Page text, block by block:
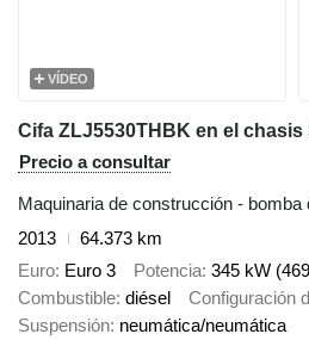
VÍDEO
Cifa ZLJ5530THBK en el chasis
Precio a consultar
Maquinaria de construcción - bomba
2013
64.373 km
Euro Euro 3 Potencia 345 kW
Combustible diésel Configuración
Suspensión neumática/neumática